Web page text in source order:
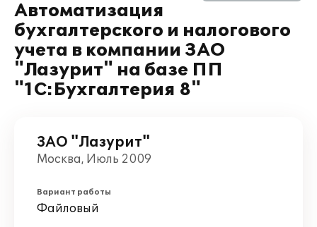
Автоматизация
бухгалтерского и налогового
учета в компании ЗАО
"Лазурит" на базе ПП
"1С:Бухгалтерия 8"
ЗАО "Лазурит"
Москва, Июль 2009
Вариант работы
Файловый